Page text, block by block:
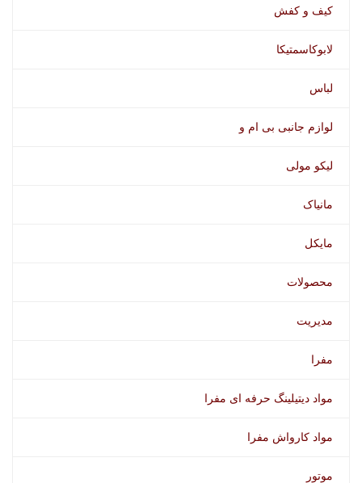
کیف و کفش
لابوکاسمتیکا
لباس
لوازم جانبی بی ام و
لیکو مولی
مانیاک
مایکل
محصولات
مدیریت
مفرا
مواد دیتیلینگ حرفه ای مفرا
مواد کارواش مفرا
موتور